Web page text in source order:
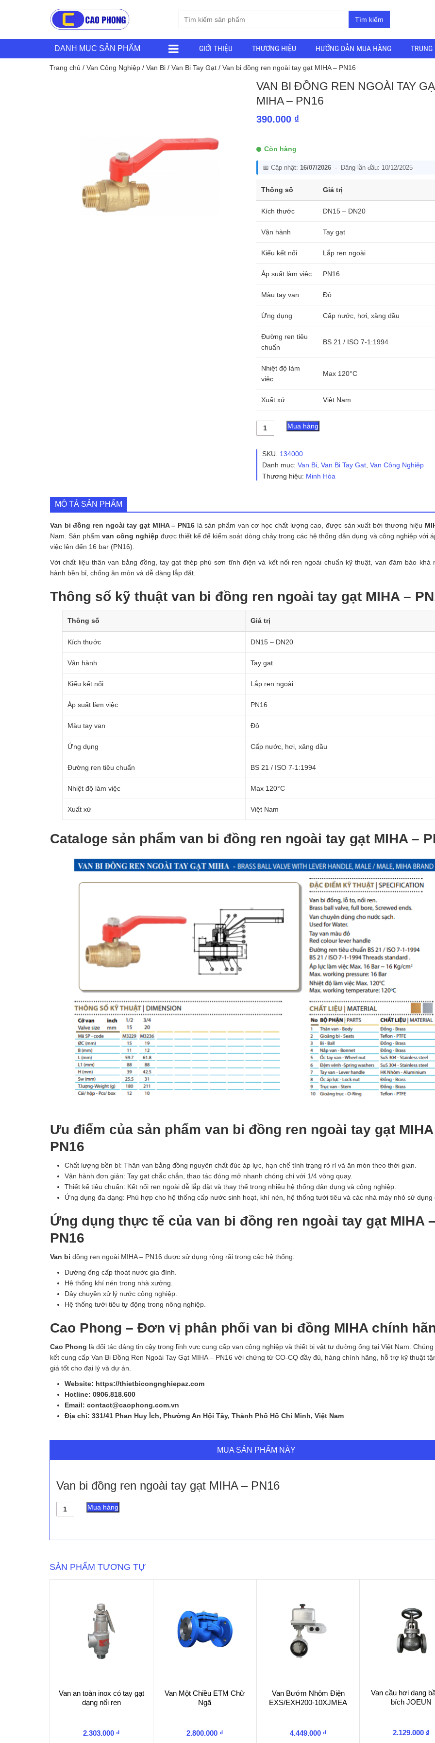
Tìm kiếm
DANH MỤC SẢN PHẨM GIỚI THIỆU THƯƠNG HIỆU HƯỚNG DẪN MUA HÀNG
Trang chủ / Van Công Nghiệp / Van Bi / Van Bi Tay Gạt / Van bi đồng ren ngoài tay gạt MIHA – PN16
VAN BI ĐỒNG REN NGOÀI TAY
MIHA – PN16
390.000 ₫
Còn hàng
📅 Cập nhật: 16/07/2026· Đăng lần đầu: 10/12/2025
Thông số Giá trị
Kích thước DN15 – DN20
Vận hành Tay gạt
Kiểu kết nối Lắp ren ngoài
Áp suất làm việc PN16
Màu tay van Đỏ
Ứng dụng Cấp nước, hơi, xăng dầu
Đường ren tiêu
chuẩn
BS 21 / ISO 7-1:1994
Nhiệt độ làm
việc
Max 120°C
Xuất xứ Việt Nam
Van
ren
tay
gạt
số
Mua hàng
SKU: 134000
Danh mục: Van Bi, Van Bi Tay Gạt, Van Công Nghiệp
Thương hiệu: Minh Hòa
MÔ TẢ SẢN PHẨM
Van bi đồng ren ngoài tay gạt MIHA – PN16 là sản phẩm van cơ học chất lượng cao, được sản xuất bởi thương hiệu
Nam. Sản phẩmvan công nghiệp được thiết kế để kiểm soát dòng chảy trong các hệ thống dân dụng và công nghiệp với
việc lên đến 16 bar (PN16).
Với chất liệu thân van bằng đồng, tay gạt thép phủ sơn tĩnh điện và kết nối ren ngoài chuẩn kỹ thuật, van đảm bảo khả
hành bền bỉ, chống ăn mòn và dễ dàng lắp đặt.
Thông số kỹ thuật van bi đồng ren ngoài tay gạt MIHA –
Thông số Giá trị
Kích thước DN15 – DN20
Vận hành Tay gạt
Kiểu kết nối Lắp ren ngoài
Áp suất làm việc PN16
Màu tay van Đỏ
Ứng dụng Cấp nước, hơi, xăng dầu
Đường ren tiêu chuẩn BS 21 / ISO 7-1:1994
Nhiệt độ làm việc Max 120°C
Xuất xứ Việt Nam
Cataloge sản phẩm van bi đồng ren ngoài tay gạt MIHA –
Ưu điểm của sản phẩm van bi đồng ren ngoài tay gạt
PN16
Chất lượng bền bỉ: Thân van bằng đồng nguyên chất đúc áp lực, hạn chế tình trạng rò rỉ và ăn mòn theo thời gian.
Vận hành đơn giản: Tay gạt chắc chắn, thao tác đóng mở nhanh chóng chỉ với 1/4 vòng quay.
Thiết kế tiêu chuẩn: Kết nối ren ngoài dễ lắp đặt và thay thế trong nhiều hệ thống dân dụng và công nghiệp.
Ứng dụng đa dạng: Phù hợp cho hệ thống cấp nước sinh hoạt, khí nén, hệ thống tưới tiêu và các nhà máy nhỏ sử dụng
Ứng dụng thực tế của van bi đồng ren ngoài tay gạt MIHA
PN16
Van bi đồng ren ngoài MIHA – PN16 được sử dụng rộng rãi trong các hệ thống:
Đường ống cấp thoát nước gia đình.
Hệ thống khí nén trong nhà xưởng.
Dây chuyền xử lý nước công nghiệp.
Hệ thống tưới tiêu tự động trong nông nghiệp.
Cao Phong – Đơn vị phân phối van bi đồng MIHA chính
Cao Phong là đối tác đáng tin cậy trong lĩnh vực cung cấp van công nghiệp và thiết bị vật tư đường ống tại Việt Nam.
kết cung cấp Van Bi Đồng Ren Ngoài Tay Gạt MIHA – PN16 với chứng từ CO-CQ đầy đủ, hàng chính hãng, hỗ trợ kỹ thuật
giá tốt cho đại lý và dự án.
Website: https://thietbicongnghiepaz.com
Hotline: 0906.818.600
Email: contact@caophong.com.vn
Địa chỉ: 331/41 Phan Huy Ích, Phường An Hội Tây, Thành Phố Hồ Chí Minh, Việt Nam
MUA SẢN PHẨM NÀY
Van bi đồng ren ngoài tay gạt MIHA – PN16
Van
bi
ngoài
MIHA
Mua hàng
SẢN PHẨM TƯƠNG TỰ
Van an toàn inox có tay gạt
dạng nối ren
2.303.000 ₫
Van Một Chiều ETM Chữ
Ngã
2.800.000 ₫
Van Bướm Nhôm Điện
EXS/EXH200-10XJMEA
4.449.000 ₫
Van cầu hơi dạng
bích JOEUN
2.129.000 ₫